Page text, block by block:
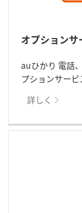
オプションサ
auひかり 電話
プションサービ
詳しく